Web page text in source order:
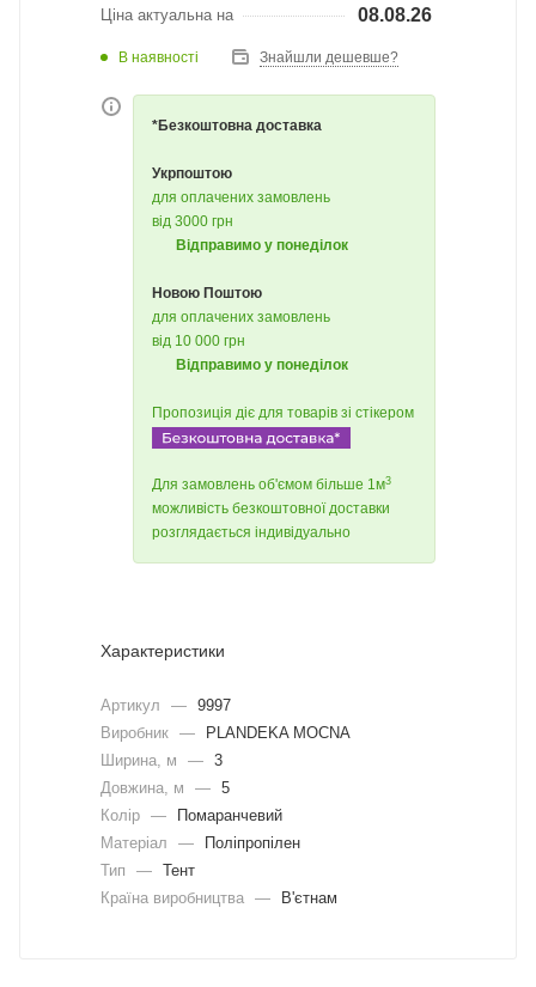
Ціна актуальна на 08.08.26
В наявності Знайшли дешевше?
*Безкоштовна доставка
Укрпоштою
для оплачених замовлень
від 3000 грн
Відправимо у понеділок
Новою Поштою
для оплачених замовлень
від 10 000 грн
Відправимо у понеділок
Пропозиція діє для товарів зі стікером
Для замовлень об'ємом більше 1м3
можливість безкоштовної доставки
розглядається індивідуально
Характеристики
Артикул — 9997
Виробник —
PLANDEKA MOCNA
Ширина, м
— 3
Довжина, м
— 5
Колір —
Помаранчевий
Матеріал
—
Поліпропілен
Тип
— Тент
Країна виробництва — В'єтнам